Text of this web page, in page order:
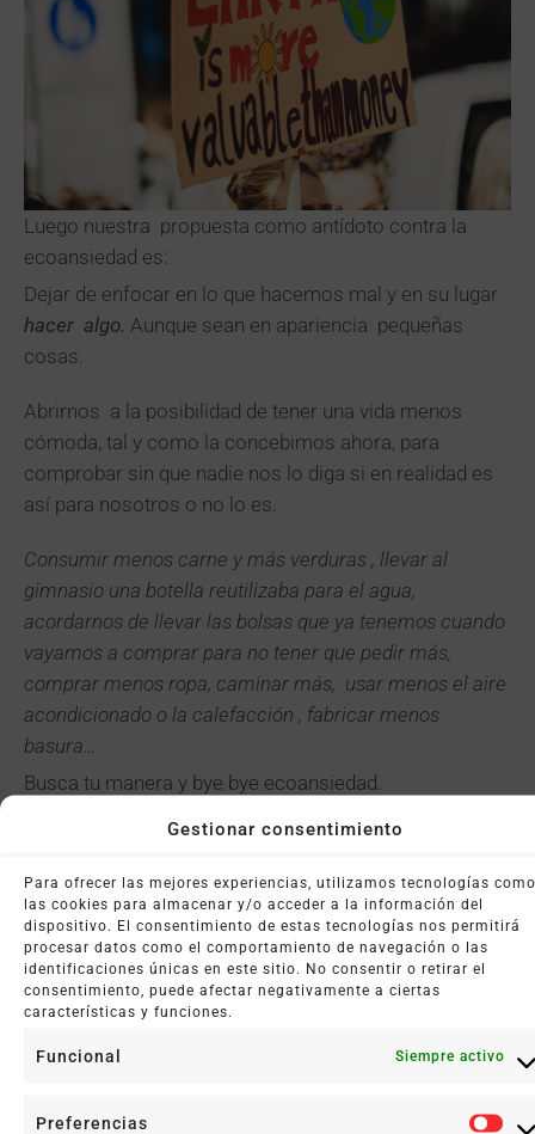
Gestionar consentimiento
Para ofrecer las mejores experiencias, utilizamos tecnologías como
las cookies para almacenar y/o acceder a la información del
dispositivo. El consentimiento de estas tecnologías nos permitirá
procesar datos como el comportamiento de navegación o las
identificaciones únicas en este sitio. No consentir o retirar el
consentimiento, puede afectar negativamente a ciertas
características y funciones.
Funcional Siempre activo
Preferencias
Luego nuestra propuesta como antídoto contra la
ecoansiedad es:
Dejar de enfocar en lo que hacemos mal y en su lugar
hacer algo. Aunque sean en apariencia pequeñas
cosas.
Abrirnos a la posibilidad de tener una vida menos
cómoda, tal y como la concebimos ahora, para
comprobar sin que nadie nos lo diga si en realidad es
así para nosotros o no lo es.
Consumir menos carne y más verduras , llevar al
gimnasio una botella reutilizaba para el agua,
acordarnos de llevar las bolsas que ya tenemos cuando
vayamos a comprar para no tener que pedir más,
comprar menos ropa, caminar más, usar menos el aire
acondicionado o la calefacción , fabricar menos
basura…
Busca tu manera y bye bye ecoansiedad.
https://www.psicologadevalencia.es
Contenidos Relacionados: